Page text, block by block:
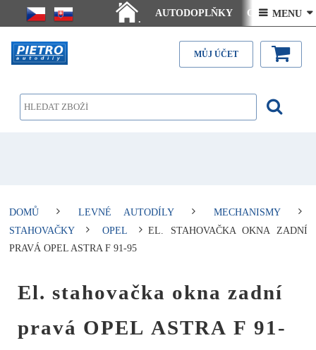
.
AUTODOPLŇKY Ceny doručení
Články - návody Kontakt
 MENU 
MŮJ ÚČET
DOMŮ LEVNÉ AUTODÍLY
MECHANISMY
STAHOVAČKY
OPEL
EL. STAHOVAČKA OKNA ZADNÍ
PRAVÁ OPEL ASTRA F 91-95
El. stahovačka okna zadní
pravá OPEL ASTRA F 91-